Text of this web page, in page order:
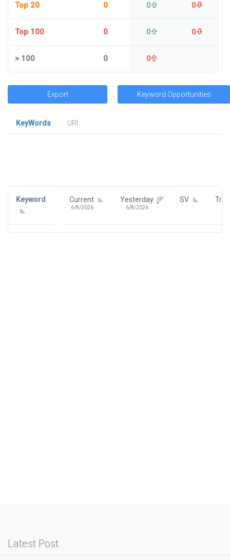
Top 20 0 0 0
Top 100 0 0 0
>100 0 0
Export Keyword Opportunities
KeyWords
URl
Keyword Current
6/8/2026
Yesterday
6/8/2026
SV
Latest Post